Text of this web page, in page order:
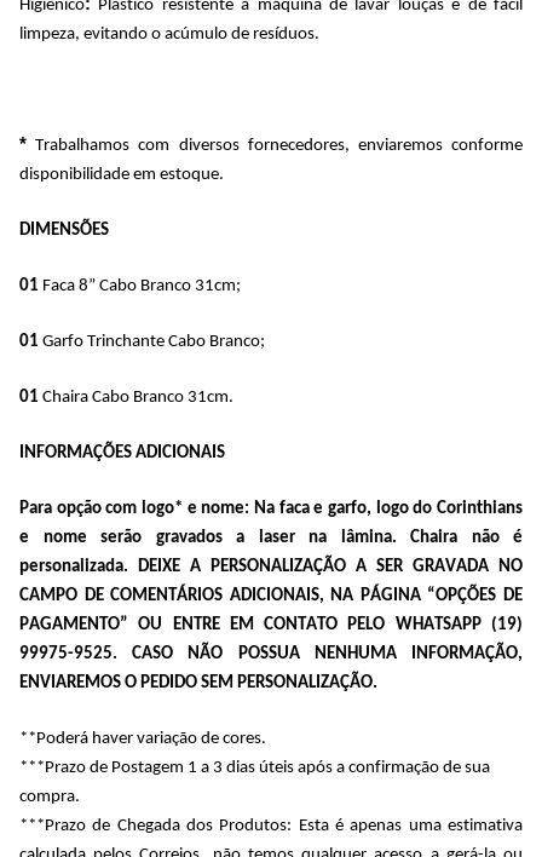
Higiênico
Plástico resistente à máquina de lavar louças e de fácil
limpeza, evitando o acúmulo de resíduos.
* Trabalhamos com diversos fornecedores, enviaremos conforme
disponibilidade em estoque.
DIMENSÕES
01 Faca 8” Cabo Branco 31cm;
01 Garfo Trinchante Cabo Branco;
01 Chaira Cabo Branco 31cm.
INFORMAÇÕES ADICIONAIS
Para opção com logo* e nome: Na faca e garfo, logo do Corinthians
e nome serão gravados a laser na lâmina. Chaira não é
personalizada. DEIXE A PERSONALIZAÇÃO A SER GRAVADA NO
CAMPO DE COMENTÁRIOS ADICIONAIS, NA PÁGINA “OPÇÕES DE
PAGAMENTO” OU ENTRE EM CONTATO PELO WHATSAPP (19)
99975-9525. CASO NÃO POSSUA NENHUMA INFORMAÇÃO,
ENVIAREMOS O PEDIDO SEM PERSONALIZAÇÃO.
**Poderá haver variação de cores.
***Prazo de Postagem 1 a 3 dias úteis após a confirmação de sua
compra.
***Prazo de Chegada dos Produtos: Esta é apenas uma estimativa